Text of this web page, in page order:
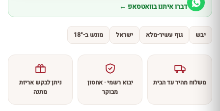
דברו איתנו בוואטסאפ ←
יבש גוף עשיר-מלא ישראל מוגש ב-18°
משלוח מהיר עד הבית
יבוא רשמי · אחסון
מבוקר
ניתן לבקש אריזת
מתנה